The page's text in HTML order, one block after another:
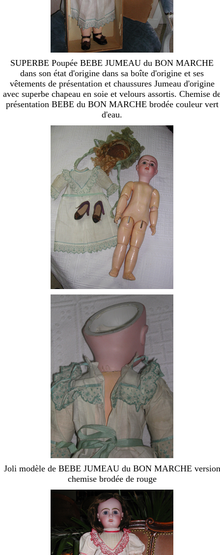
SUPERBE Poupée BEBE JUMEAU du BON MARCHE
dans son état d'origine dans sa boîte d'origine et ses
vêtements de présentation et chaussures Jumeau d'origine
avec superbe chapeau en soie et velours assortis. Chemise
présentation BEBE du BON MARCHE brodée couleur vert
d'eau.
Joli modèle de BEBE JUMEAU du BON MARCHE version
chemise brodée de rouge